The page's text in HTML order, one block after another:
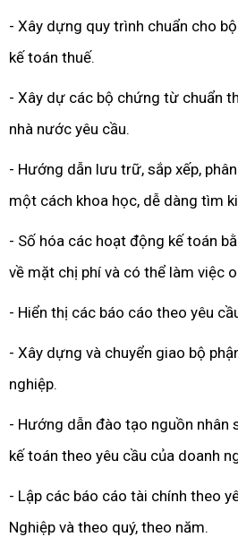
- Xây dựng quy trình chuẩn cho
kế toán thuế.
- Xây dự các bộ chứng từ chuẩn
nhà nước yêu cầu.
- Hướng dẫn lưu trữ, sắp xếp,
một cách khoa học, dễ dàng tìm
- Số hóa các hoạt động kế toán
về mặt chị phí và có thể làm việc
- Hiển thị các báo cáo theo yêu
- Xây dựng và chuyển giao bộ
nghiệp.
- Hướng dẫn đào tạo nguồn nhân
kế toán theo yêu cầu của doanh
- Lập các báo cáo tài chính theo
Nghiệp và theo quý, theo năm.